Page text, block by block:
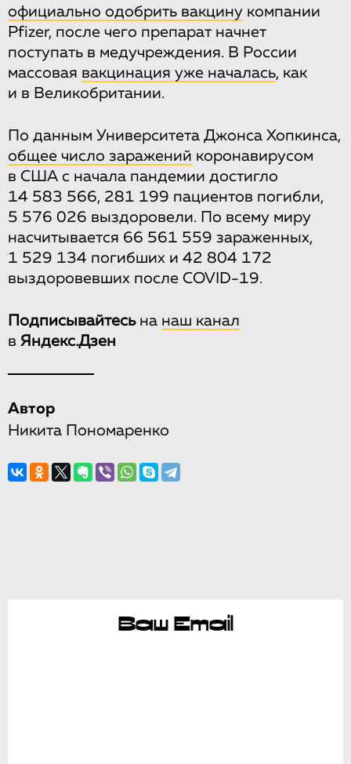
официально одобрить вакцину компании
Pfizer, после чего препарат начнет
поступать в медучреждения. В России
массовая вакцинация уже началась, как
и в Великобритании.
По данным Университета Джонса Хопкинса,
общее число заражений коронавирусом
в США с начала пандемии достигло
14 583 566, 281 199 пациентов погибли,
5 576 026 выздоровели. По всему миру
насчитывается 66 561 559 зараженных,
1 529 134 погибших и 42 804 172
выздоровевших после COVID-19.
Подписывайтесьна наш канал
в Яндекс.Дзен
Автор
Никита Пономаренко
Ваш Email